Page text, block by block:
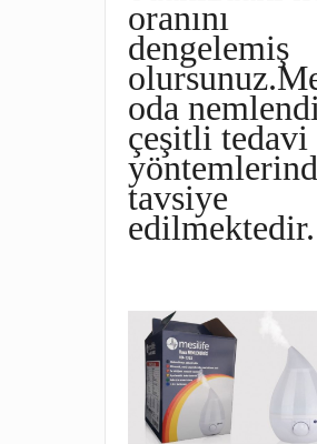
oranını
dengelemiş
oda
çeşitli tedavi
tavsiye
edilmektedir.